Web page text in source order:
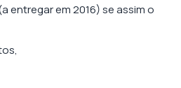
entregar em 2016) se assim o